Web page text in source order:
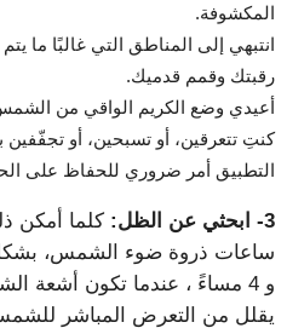
المكشوفة.
انتبهي إلى المناطق التي غالبًا ما
رقبتك وقمم قدميك.
أعيدي وضع الكريم الواقي من
كنتِ تتعرقين، أو تسبحين، أو تجفّفين
التطبيق أمر ضروري للحفاظ على
3- ابحثي عن الظل:
كلما أمكن
و 4 مساءً ، عندما تكون أشعة
يقلل من التعرض المباشر